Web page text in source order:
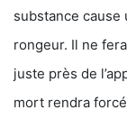
substance
rongeur. Il ne
juste près de
mort rendra